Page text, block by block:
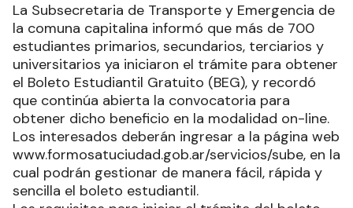
La Subsecretaria de Transporte y Emergencia de
la comuna capitalina informó que más de 700
estudiantes primarios, secundarios, terciarios y
universitarios ya iniciaron el trámite para obtener
el Boleto Estudiantil Gratuito (BEG), y recordó
que continúa abierta la convocatoria para
obtener dicho beneficio en la modalidad on-line.
Los interesados deberán ingresar a la página web
www.formosatuciudad.gob.ar/servicios/sube, en la
cual podrán gestionar de manera fácil, rápida y
sencilla el boleto estudiantil.